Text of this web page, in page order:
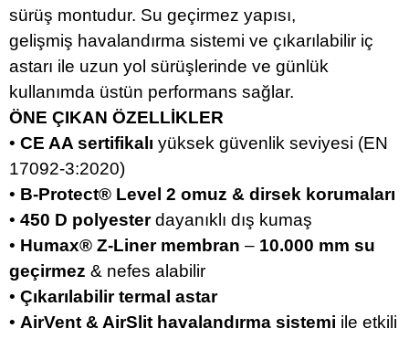
sürüş montudur. Su geçirmez yapısı,
gelişmiş havalandırma sistemi ve çıkarılabilir iç
astarı ile uzun yol sürüşlerinde ve günlük
kullanımda üstün performans sağlar.
ÖNE ÇIKAN ÖZELLİKLER
• CE AA sertifikalı yüksek güvenlik seviyesi (EN
17092‑3:2020)
• B‑Protect® Level 2 omuz & dirsek korumaları
• 450 D polyesterdayanıklı dış kumaş
• Humax® Z‑Liner membran – 10.000 mm su
geçirmez & nefes alabilir
• Çıkarılabilir termal astar
• AirVent & AirSlit havalandırma sistemi ile etkili